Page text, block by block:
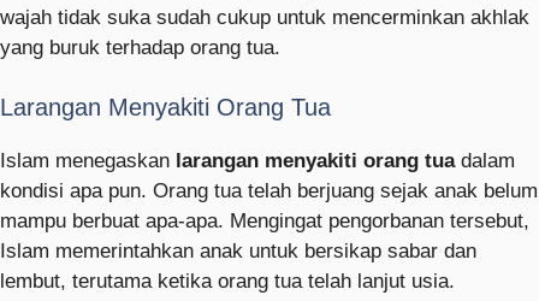
wajah tidak suka sudah cukup untuk mencerminkan akhlak
yang buruk terhadap orang tua.
Larangan Menyakiti Orang Tua
Islam menegaskan larangan menyakiti orang tuadalam
kondisi apa pun. Orang tua telah berjuang sejak anak belum
mampu berbuat apa-apa. Mengingat pengorbanan tersebut,
Islam memerintahkan anak untuk bersikap sabar dan
lembut, terutama ketika orang tua telah lanjut usia.